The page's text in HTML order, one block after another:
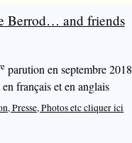
Berrod… and friends
parution en septembre 2018
français et en anglais
Presse, Photos etc cliquer ici